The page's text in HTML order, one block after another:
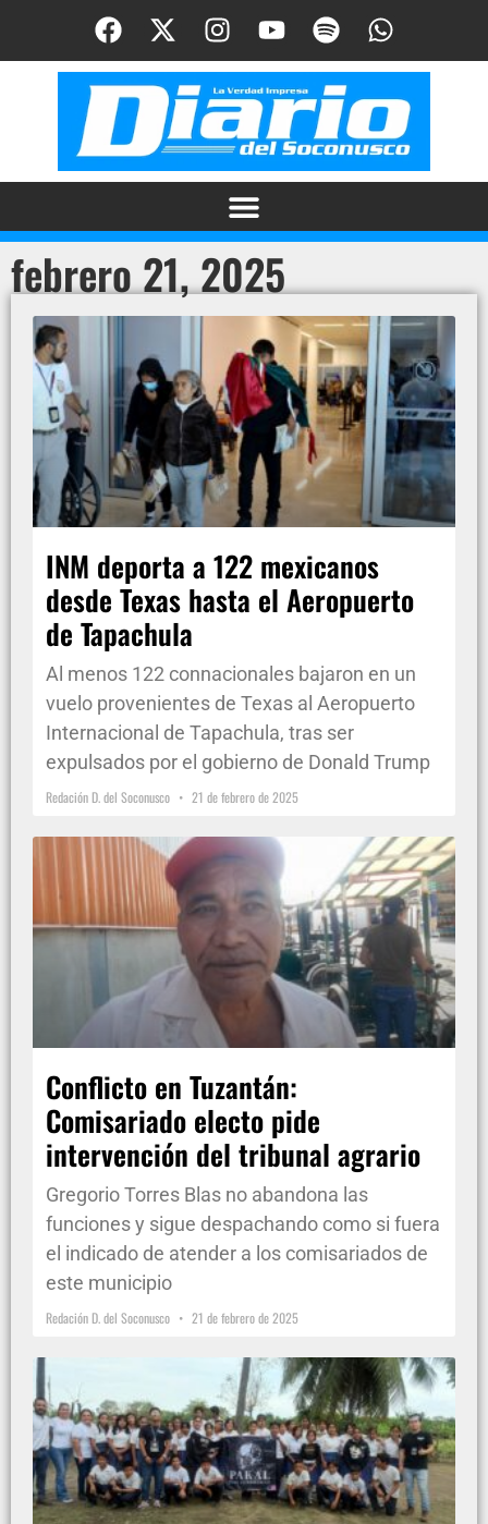
febrero 21, 2025
INM deporta a 122 mexicanos
desde Texas hasta el Aeropuerto
de Tapachula
Al menos 122 connacionales bajaron en un
vuelo provenientes de Texas al Aeropuerto
Internacional de Tapachula, tras ser
expulsados por el gobierno de Donald Trump
Redación D. del Soconusco 21 de febrero de 2025
Conflicto en Tuzantán:
Comisariado electo pide
intervención del tribunal agrario
Gregorio Torres Blas no abandona las
funciones y sigue despachando como si fuera
el indicado de atender a los comisariados de
este municipio
Redación D. del Soconusco 21 de febrero de 2025